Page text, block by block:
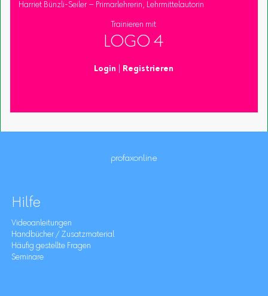
Harriet Bünzli-Seiler – Primarlehrerin, Lehrmittelautorin
Trainieren mit
LOGO 4
Login Registrieren
profaxonline
Hilfe
Videoanleitungen
Handbücher / Zusatzmaterial
Häufig gestellte Fragen
Seminare